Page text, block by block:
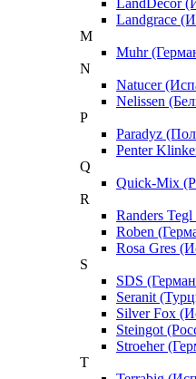
LandDecor
Landgrace
M
Muhr
N
Natucer
Nelissen
P
Paradyz
Penter
Q
Quick-Mix
R
Randers
Roben
Rosa Gres
S
SDS
Seranit
Silver Fox
Steingot
Stroeher
T